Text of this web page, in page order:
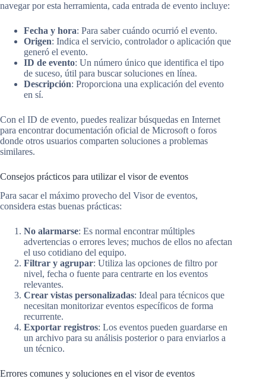
navegar por esta herramienta, cada entrada de evento incluye:
Fecha y hora: Para saber cuándo ocurrió el evento.
Origen: Indica el servicio, controlador o aplicación que
generó el evento.
ID de evento: Un número único que identifica el tipo
de suceso, útil para buscar soluciones en línea.
Descripción: Proporciona una explicación del evento
en sí.
Con el ID de evento, puedes realizar búsquedas en Internet
para encontrar documentación oficial de Microsoft o foros
donde otros usuarios comparten soluciones a problemas
similares.
Consejos prácticos para utilizar el visor de eventos
Para sacar el máximo provecho del Visor de eventos,
considera estas buenas prácticas:
No alarmarse: Es normal encontrar múltiples
advertencias o errores leves; muchos de ellos no afectan
el uso cotidiano del equipo.
Filtrar y agrupar: Utiliza las opciones de filtro por
nivel, fecha o fuente para centrarte en los eventos
relevantes.
Crear vistas personalizadas: Ideal para técnicos que
necesitan monitorizar eventos específicos de forma
recurrente.
Exportar registros: Los eventos pueden guardarse en
un archivo para su análisis posterior o para enviarlos a
un técnico.
Errores comunes y soluciones en el visor de eventos